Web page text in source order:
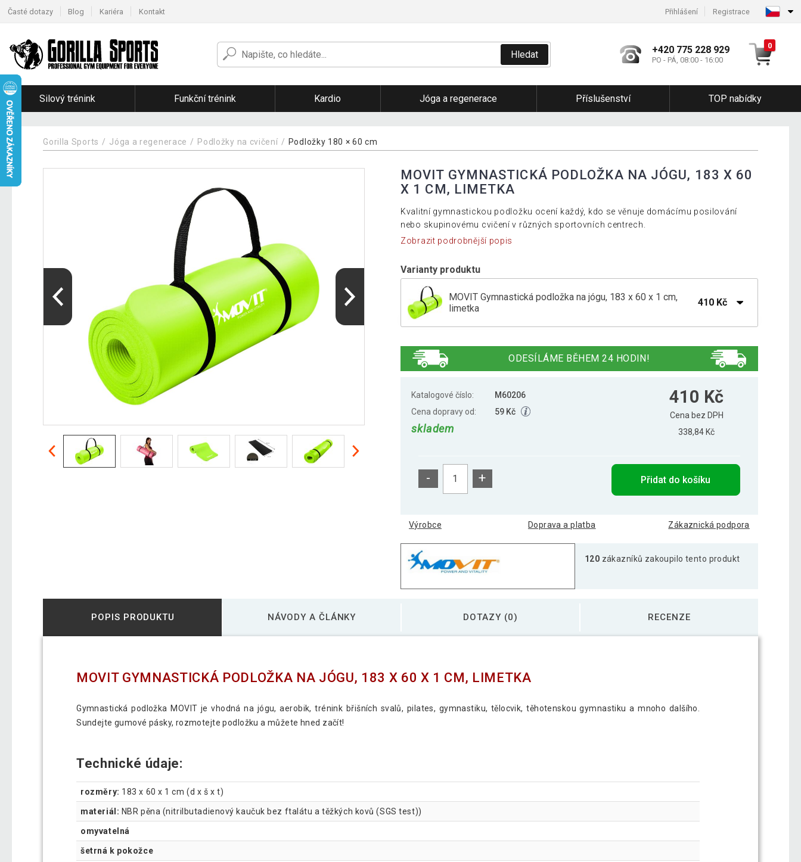
Časté dotazy Blog Kariéra Kontakt Přihlášení Registrace
Hledat +420 775 228 929
PO - PÁ, 08:00 - 16:00
0
Silový trénink Funkční trénink Kardio Jóga a regenerace Příslušenství TOP nabídky
Gorilla Sports Jóga a regenerace Podložky na cvičení Podložky 180 × 60 cm
MOVIT GYMNASTICKÁ PODLOŽKA NA JÓGU, 183 X 60
X 1 CM, LIMETKA
Kvalitní gymnastickou podložku ocení každý, kdo se věnuje domácímu posilování
nebo skupinovému cvičení v různých sportovních centrech.
Zobrazit podrobnější popis
Varianty produktu
MOVIT Gymnastická podložka na jógu, 183 x 60 x 1 cm,
limetka
410 Kč
MOVIT Gymnastická podložka na jógu, 183 x 60 x 1 cm, modrá
MOVIT Gymnastická podložka na jógu, 183 x 60 x 1 cm, růžová
MOVIT Gymnastická podložka na jógu, 183 x 60 x 1 cm, žlutá
Movit Gymnastická podložka, 183 x 60 x 1 cm, petrolejová
ODESÍLÁME BĚHEM 24 HODIN!
Katalogové číslo:
M60206
Cena dopravy od:
59 Kč
skladem
410 Kč
Cena bez DPH
338,84 Kč
- + Přidat do košíku
Výrobce Doprava a platba Zákaznická podpora
120 zákazníků zakoupilo tento produkt
POPIS PRODUKTU NÁVODY A ČLÁNKY DOTAZY (0) RECENZE
MOVIT GYMNASTICKÁ PODLOŽKA NA JÓGU, 183 X 60 X 1 CM, LIMETKA
Gymnastická podložka MOVIT je vhodná na jógu, aerobik, trénink břišních svalů, pilates, gymnastiku, tělocvik, těhotenskou gymnastiku a mnoho dalšího.
Sundejte gumové pásky, rozmotejte podložku a můžete hned začít!
Technické údaje:
rozměry: 183 x 60 x 1 cm (d x š x t)
materiál: NBR pěna (nitrilbutadienový kaučuk bez ftalátu a těžkých kovů (SGS test))
omyvatelná
šetrná k pokožce